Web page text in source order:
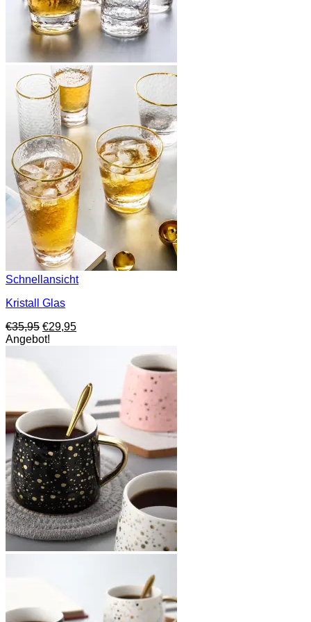
Schnellansicht
Kristall Glas
€35,95 Ursprünglicher
Preis
€29,95Aktueller
Angebot!